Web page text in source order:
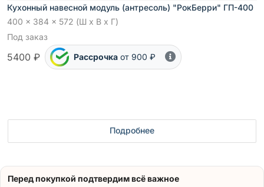
Кухонный навесной модуль (антресоль) "РокБерри" ГП-400
400 x 384 x 572 (Ш x В x Г)
Под заказ
5400 ₽ Рассрочка от 900 ₽
Подробнее
Перед покупкой подтвердим всё важное